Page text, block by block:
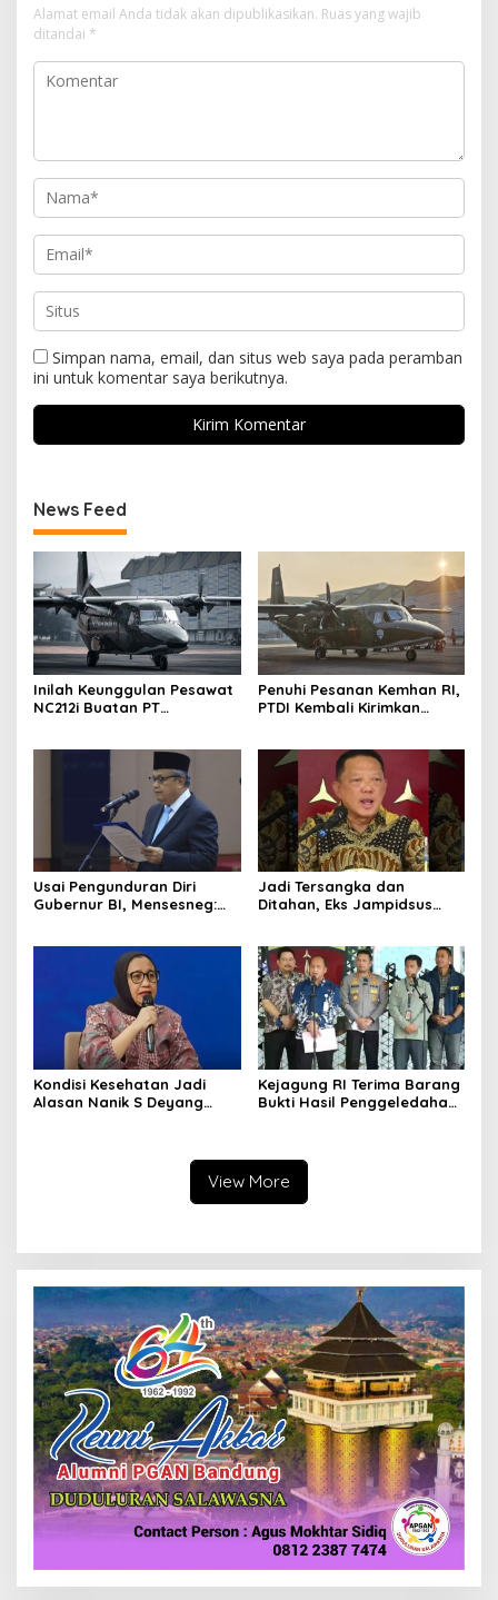
Alamat email Anda tidak akan dipublikasikan. Ruas yang wajib
ditandai *
Simpan nama, email, dan situs web saya pada peramban
ini untuk komentar saya berikutnya.
News Feed
Inilah Keunggulan Pesawat
NC212i Buatan PT
Penuhi Pesanan Kemhan RI,
PTDI Kembali Kirimkan
Usai Pengunduran Diri
Gubernur BI, Mensesneg:
Jadi Tersangka dan
Ditahan, Eks Jampidsus
Kondisi Kesehatan Jadi
Alasan Nanik S Deyang
Kejagung RI Terima Barang
Bukti Hasil Penggeledahan
View More